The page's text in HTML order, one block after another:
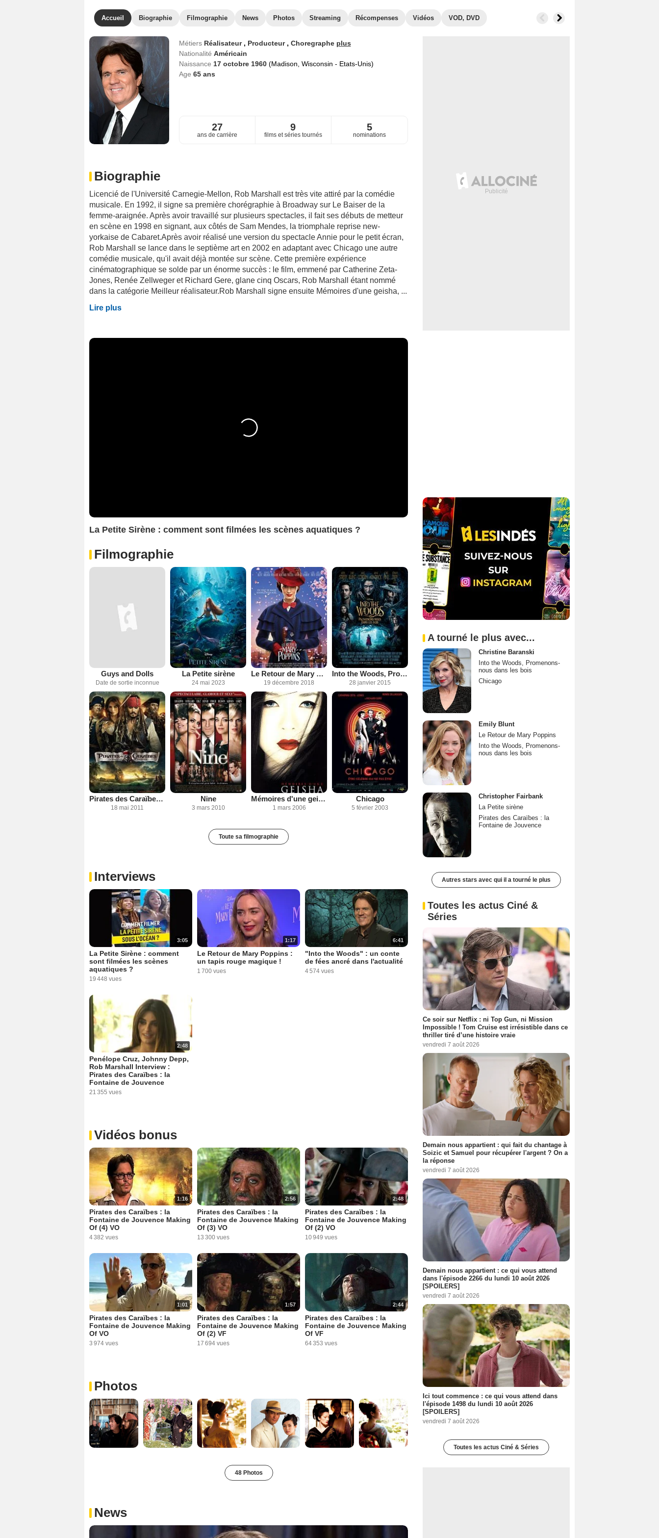
Accueil Biographie Filmographie News Photos Streaming Récompenses Vidéos VOD, DVD
Métiers Réalisateur , Producteur , Choregraphe plus
Nationalité Américain
Naissance 17 octobre 1960 (Madison, Wisconsin - Etats-Unis)
Age 65ans
27
ans de carrière
9
films et séries tournés
5
nominations
Biographie
Licencié de l'Université Carnegie-Mellon, Rob Marshall est très vite attiré par la comédie
musicale. En 1992, il signe sa première chorégraphie à Broadway sur Le Baiser de la
femme-araignée. Après avoir travaillé sur plusieurs spectacles, il fait ses débuts de metteur
en scène en 1998 en signant, aux côtés de Sam Mendes, la triomphale reprise new-
yorkaise de Cabaret.Après avoir réalisé une version du spectacle Annie pour le petit écran,
Rob Marshall se lance dans le septième art en 2002 en adaptant avec Chicago une autre
comédie musicale, qu'il avait déjà montée sur scène. Cette première expérience
cinématographique se solde par un énorme succès : le film, emmené par Catherine Zeta-
Jones, Renée Zellweger et Richard Gere, glane cinq Oscars, Rob Marshall étant nommé
dans la catégorie Meilleur réalisateur.Rob Marshall signe ensuite Mémoires d'une geisha, ...
Lire plus
La Petite Sirène : comment sont filmées les scènes aquatiques ?
Filmographie
Guys and Dolls
Date de sortie inconnue
La Petite sirène
24 mai 2023
Le Retour de Mary Poppins
19 décembre 2018
Into the Woods, Promenons-nous dans les bois
28 janvier 2015
Pirates des Caraïbes : la Fontaine de Jouvence
18 mai 2011
Nine
3 mars 2010
Mémoires d'une geisha
1 mars 2006
Chicago
5 février 2003
Toute sa filmographie
Interviews
3:05
La Petite Sirène : comment
sont filmées les scènes
aquatiques ?
19 448 vues
1:17
Le Retour de Mary Poppins :
un tapis rouge magique !
1 700 vues
6:41
"Into the Woods" : un conte
de fées ancré dans l'actualité
4 574 vues
2:48
Penélope Cruz, Johnny Depp,
Rob Marshall Interview :
Pirates des Caraïbes : la
Fontaine de Jouvence
21 355 vues
Vidéos bonus
1:16
Pirates des Caraïbes : la
Fontaine de Jouvence Making
Of (4) VO
4 382 vues
2:56
Pirates des Caraïbes : la
Fontaine de Jouvence Making
Of (3) VO
13 300 vues
2:48
Pirates des Caraïbes : la
Fontaine de Jouvence Making
Of (2) VO
10 949 vues
1:01
Pirates des Caraïbes : la
Fontaine de Jouvence Making
Of VO
3 974 vues
1:57
Pirates des Caraïbes : la
Fontaine de Jouvence Making
Of (2) VF
17 694 vues
2:44
Pirates des Caraïbes : la
Fontaine de Jouvence Making
Of VF
64 353 vues
Photos
48 Photos
News
A tourné le plus avec...
Christine Baranski
Into the Woods, Promenons-
nous dans les bois
Chicago
Emily Blunt
Le Retour de Mary Poppins
Into the Woods, Promenons-
nous dans les bois
Christopher Fairbank
La Petite sirène
Pirates des Caraïbes : la
Fontaine de Jouvence
Autres stars avec qui il a tourné le plus
Toutes les actus Ciné &
Séries
Ce soir sur Netflix : ni Top Gun, ni Mission
Impossible ! Tom Cruise est irrésistible dans ce
thriller tiré d’une histoire vraie
vendredi 7 août 2026
Demain nous appartient : qui fait du chantage à
Soizic et Samuel pour récupérer l'argent ? On a
la réponse
vendredi 7 août 2026
Demain nous appartient : ce qui vous attend
dans l'épisode 2266 du lundi 10 août 2026
[SPOILERS]
vendredi 7 août 2026
Ici tout commence : ce qui vous attend dans
l'épisode 1498 du lundi 10 août 2026
[SPOILERS]
vendredi 7 août 2026
Toutes les actus Ciné & Séries